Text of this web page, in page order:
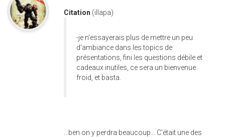
Citation (illapa)
-je n'essayerais plus de mettre un peu
d'ambiance dans les topics de
présentations, fini les questions débile et
cadeaux inutiles, ce sera un bienvenue
froid, et basta.
...ben on y perdra beaucoup... C'était une des